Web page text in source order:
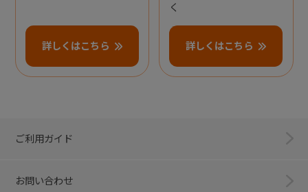
詳しくはこちら
く
詳しくはこちら
ご利用ガイド
お問い合わせ